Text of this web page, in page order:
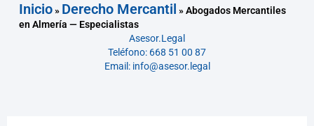
Inicio» Derecho Mercantil »Abogados Mercantiles
en Almería — Especialistas
Asesor.Legal
Teléfono: 668 51 00 87
Email: info@asesor.legal